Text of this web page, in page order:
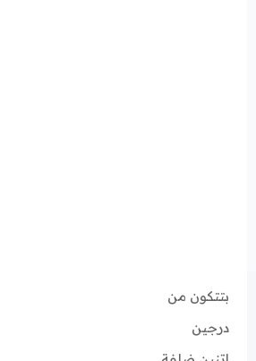
بتتكون من
درجين